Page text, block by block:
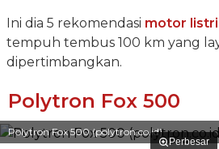
Ini dia 5 rekomendasi motor
tempuh tembus 100 km yang
dipertimbangkan.
Polytron Fox 500
Perbesar
Polytron Fox 500 (polytron.co.id)